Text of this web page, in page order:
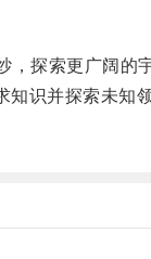
探索更广阔的宇
识并探索未知领